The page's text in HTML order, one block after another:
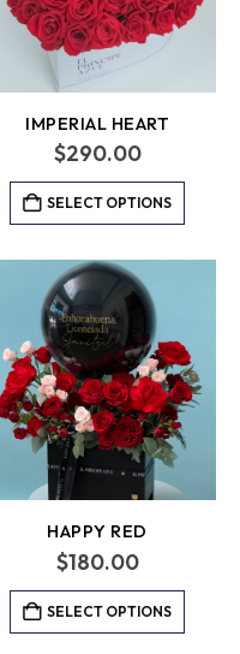
IMPERIAL HEART
$290.00
SELECT OPTIONS
HAPPY RED
$180.00
SELECT OPTIONS